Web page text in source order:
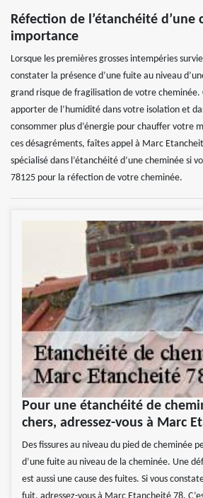
Réfection de l’étanchéité d’une
importance
Lorsque les premières grosses intempéries
constater la présence d’une fuite au niveau
grand risque de fragilisation de votre cheminée.
apporter de l’humidité dans votre isolation et
consommer plus d’énergie pour chauffer votre
ces désagréments, faîtes appel à Marc
spécialisé dans l’étanchéité d’une cheminée si
78125 pour la réfection de votre cheminée.
Pour une étanchéité de
chers, adressez-vous à Marc
Des fissures au niveau du pied de cheminée
d’une fuite au niveau de la cheminée. Une
est aussi une cause des fuites. Si vous